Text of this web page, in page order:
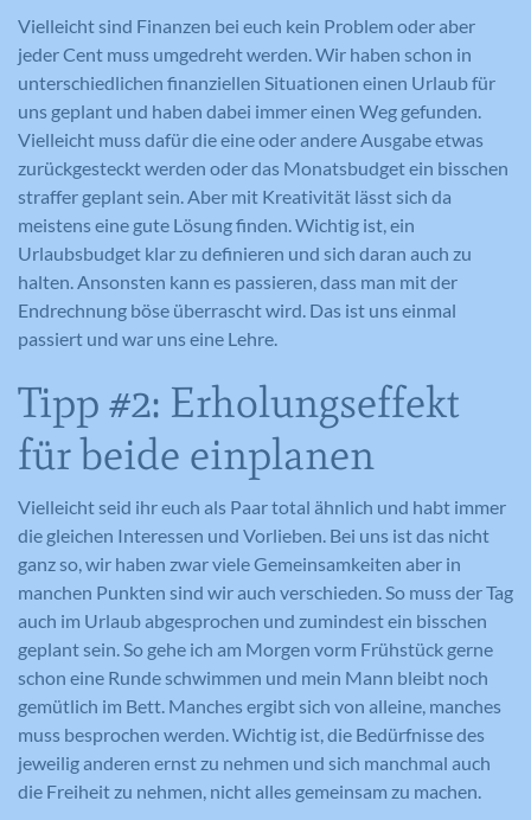
Vielleicht sind Finanzen bei euch kein Problem oder aber
jeder Cent muss umgedreht werden. Wir haben schon in
unterschiedlichen finanziellen Situationen einen Urlaub für
uns geplant und haben dabei immer einen Weg gefunden.
Vielleicht muss dafür die eine oder andere Ausgabe etwas
zurückgesteckt werden oder das Monatsbudget ein bisschen
straffer geplant sein. Aber mit Kreativität lässt sich da
meistens eine gute Lösung finden. Wichtig ist, ein
Urlaubsbudget klar zu definieren und sich daran auch zu
halten. Ansonsten kann es passieren, dass man mit der
Endrechnung böse überrascht wird. Das ist uns einmal
passiert und war uns eine Lehre.
Tipp #2: Erholungseffekt
für beide einplanen
Vielleicht seid ihr euch als Paar total ähnlich und habt immer
die gleichen Interessen und Vorlieben. Bei uns ist das nicht
ganz so, wir haben zwar viele Gemeinsamkeiten aber in
manchen Punkten sind wir auch verschieden. So muss der Tag
auch im Urlaub abgesprochen und zumindest ein bisschen
geplant sein. So gehe ich am Morgen vorm Frühstück gerne
schon eine Runde schwimmen und mein Mann bleibt noch
gemütlich im Bett. Manches ergibt sich von alleine, manches
muss besprochen werden. Wichtig ist, die Bedürfnisse des
jeweilig anderen ernst zu nehmen und sich manchmal auch
die Freiheit zu nehmen, nicht alles gemeinsam zu machen.